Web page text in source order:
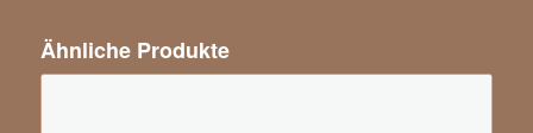
Ähnliche Produkte